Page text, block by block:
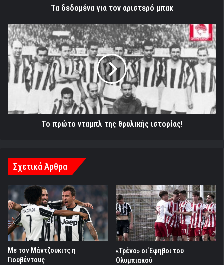
Τα δεδομένα για τον αριστερό μπακ
Το
πρώτο
νταμπλ
της
θρυλικής
ιστορίας!
Το πρώτο νταμπλ της θρυλικής ιστορίας!
Σχετικά Άρθρα
Με τον Μάντζουκιτς η
Γιουβέντους
«Τρένο» οι Έφηβοι του
Ολυμπιακού